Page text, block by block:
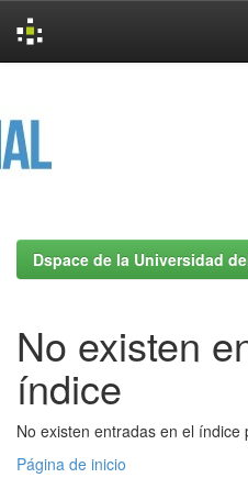
Dspace de la Universidad
No existen
índice
No existen entradas en el índice
Página de inicio